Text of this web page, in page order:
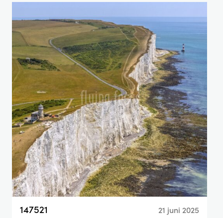
147521 21 juni 2025